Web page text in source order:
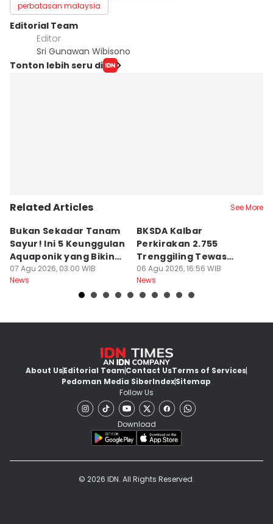
perbatasan malaysia
Editorial Team
Editor
Sri Gunawan Wibisono
Tonton lebih seru di
Related Articles See More
Bukan Sekadar Tanam
Sayur! Ini 5 Keunggulan
Aquaponik yang Bikin
Takjub
07 Agu 2026, 03:00 WIB
News
BKSDA Kalbar
Perkirakan 2.755
Trenggiling Tewas
untuk Dapat 551 Kg Sisik
06 Agu 2026, 16:56 WIB
News
About UsEditorial TeamContact UsTerms of Services
Pedoman Media SiberIndexSitemap
Follow Us
Download
© 2026 IDN. All Rights Reserved.